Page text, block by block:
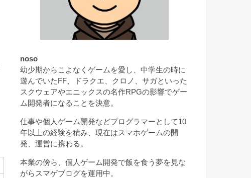
noso
幼少期からこよなくゲームを愛し、中学生の時に
遊んでいたFF、ドラクエ、クロノ、サガといった
スクウェアやエニックスの名作RPGの影響でゲー
ム開発者になることを決意。
仕事や個人ゲーム開発などプログラマーとして10
年以上の経験を積み、現在はスマホゲームの開
発、運営に携わる。
本業の傍ら、個人ゲーム開発で飯を食う夢を見な
がらスマゲブログを運用中。